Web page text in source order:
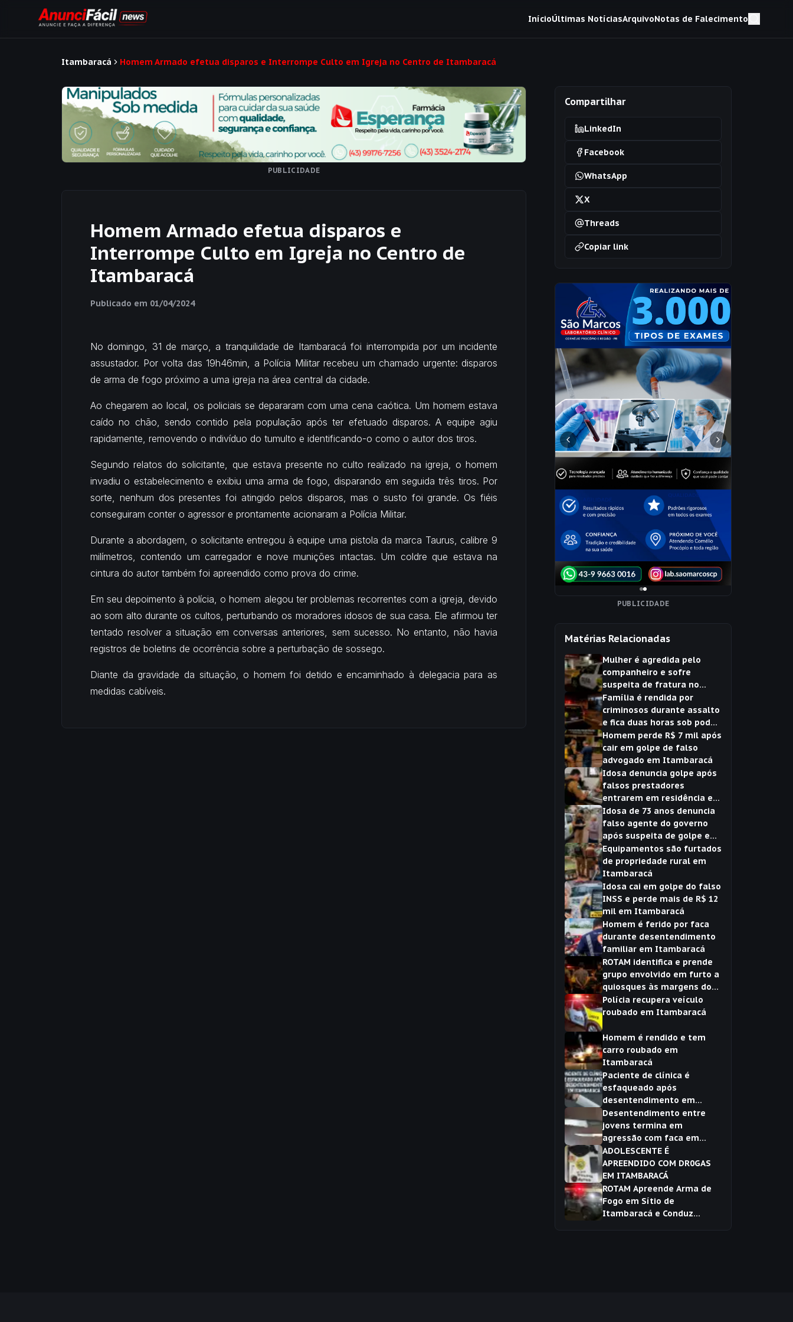
InícioÚltimas NotíciasArquivoNotas de Falecimento
Itambaracá Homem Armado efetua disparos e Interrompe Culto em Igreja no Centro de Itambaracá
PUBLICIDADE
Homem Armado efetua disparos e
Interrompe Culto em Igreja no Centro de
Itambaracá
Publicado em 01/04/2024
No domingo, 31 de março, a tranquilidade de Itambaracá foi interrompida por um incidente
assustador. Por volta das 19h46min, a Polícia Militar recebeu um chamado urgente: disparos
de arma de fogo próximo a uma igreja na área central da cidade.
Ao chegarem ao local, os policiais se depararam com uma cena caótica. Um homem estava
caído no chão, sendo contido pela população após ter efetuado disparos. A equipe agiu
rapidamente, removendo o indivíduo do tumulto e identificando-o como o autor dos tiros.
Segundo relatos do solicitante, que estava presente no culto realizado na igreja, o homem
invadiu o estabelecimento e exibiu uma arma de fogo, disparando em seguida três tiros. Por
sorte, nenhum dos presentes foi atingido pelos disparos, mas o susto foi grande. Os fiéis
conseguiram conter o agressor e prontamente acionaram a Polícia Militar.
Durante a abordagem, o solicitante entregou à equipe uma pistola da marca Taurus, calibre 9
milímetros, contendo um carregador e nove munições intactas. Um coldre que estava na
cintura do autor também foi apreendido como prova do crime.
Em seu depoimento à polícia, o homem alegou ter problemas recorrentes com a igreja, devido
ao som alto durante os cultos, perturbando os moradores idosos de sua casa. Ele afirmou ter
tentado resolver a situação em conversas anteriores, sem sucesso. No entanto, não havia
registros de boletins de ocorrência sobre a perturbação de sossego.
Diante da gravidade da situação, o homem foi detido e encaminhado à delegacia para as
medidas cabíveis.
Compartilhar
LinkedIn
Facebook
WhatsApp
X
Threads
Copiar link
PUBLICIDADE
Matérias Relacionadas
Mulher é agredida pelo
companheiro e sofre
suspeita de fratura no
pulso em Itambaracá
Família é rendida por
criminosos durante assalto
e fica duas horas sob poder
dos bandidos em
Itambaracá
Homem perde R$ 7 mil após
cair em golpe de falso
advogado em Itambaracá
Idosa denuncia golpe após
falsos prestadores
entrarem em residência em
Itambaracá
Idosa de 73 anos denuncia
falso agente do governo
após suspeita de golpe em
Itambaracá
Equipamentos são furtados
de propriedade rural em
Itambaracá
Idosa cai em golpe do falso
INSS e perde mais de R$ 12
mil em Itambaracá
Homem é ferido por faca
durante desentendimento
familiar em Itambaracá
ROTAM identifica e prende
grupo envolvido em furto a
quiosques às margens do
Rio Paranapanema, em
Itambaracá
Polícia recupera veículo
roubado em Itambaracá
Homem é rendido e tem
carro roubado em
Itambaracá
Paciente de clínica é
esfaqueado após
desentendimento em
Itambaracá
Desentendimento entre
jovens termina em
agressão com faca em
Itambaracá
ADOLESCENTE É
APREENDIDO COM DR0GAS
EM ITAMBARACÁ
ROTAM Apreende Arma de
Fogo em Sítio de
Itambaracá e Conduz